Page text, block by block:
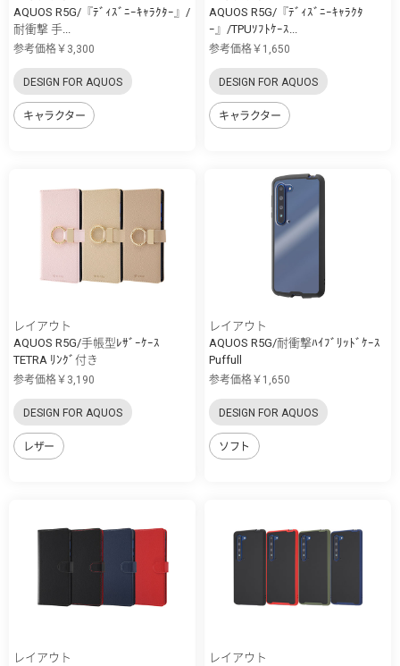
AQUOS R5G/『ﾃﾞｨｽﾞﾆｰｷｬﾗｸﾀｰ』/
耐衝撃 手...
参考価格￥3,300
DESIGN FOR AQUOS
キャラクター
AQUOS R5G/『ﾃﾞｨｽﾞﾆｰｷｬﾗｸﾀ
ｰ』/TPUｿﾌﾄｹｰｽ...
参考価格￥1,650
DESIGN FOR AQUOS
キャラクター
レイアウト
AQUOS R5G/手帳型ﾚｻﾞｰｹｰｽ
TETRA ﾘﾝｸﾞ付き
参考価格￥3,190
DESIGN FOR AQUOS
レザー
レイアウト
AQUOS R5G/耐衝撃ﾊｲﾌﾞﾘｯﾄﾞｹｰｽ
Puffull
参考価格￥1,650
DESIGN FOR AQUOS
ソフト
レイアウト
レイアウト